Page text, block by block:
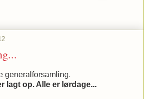
generalforsamling.
lagt op. Alle er lørdage...